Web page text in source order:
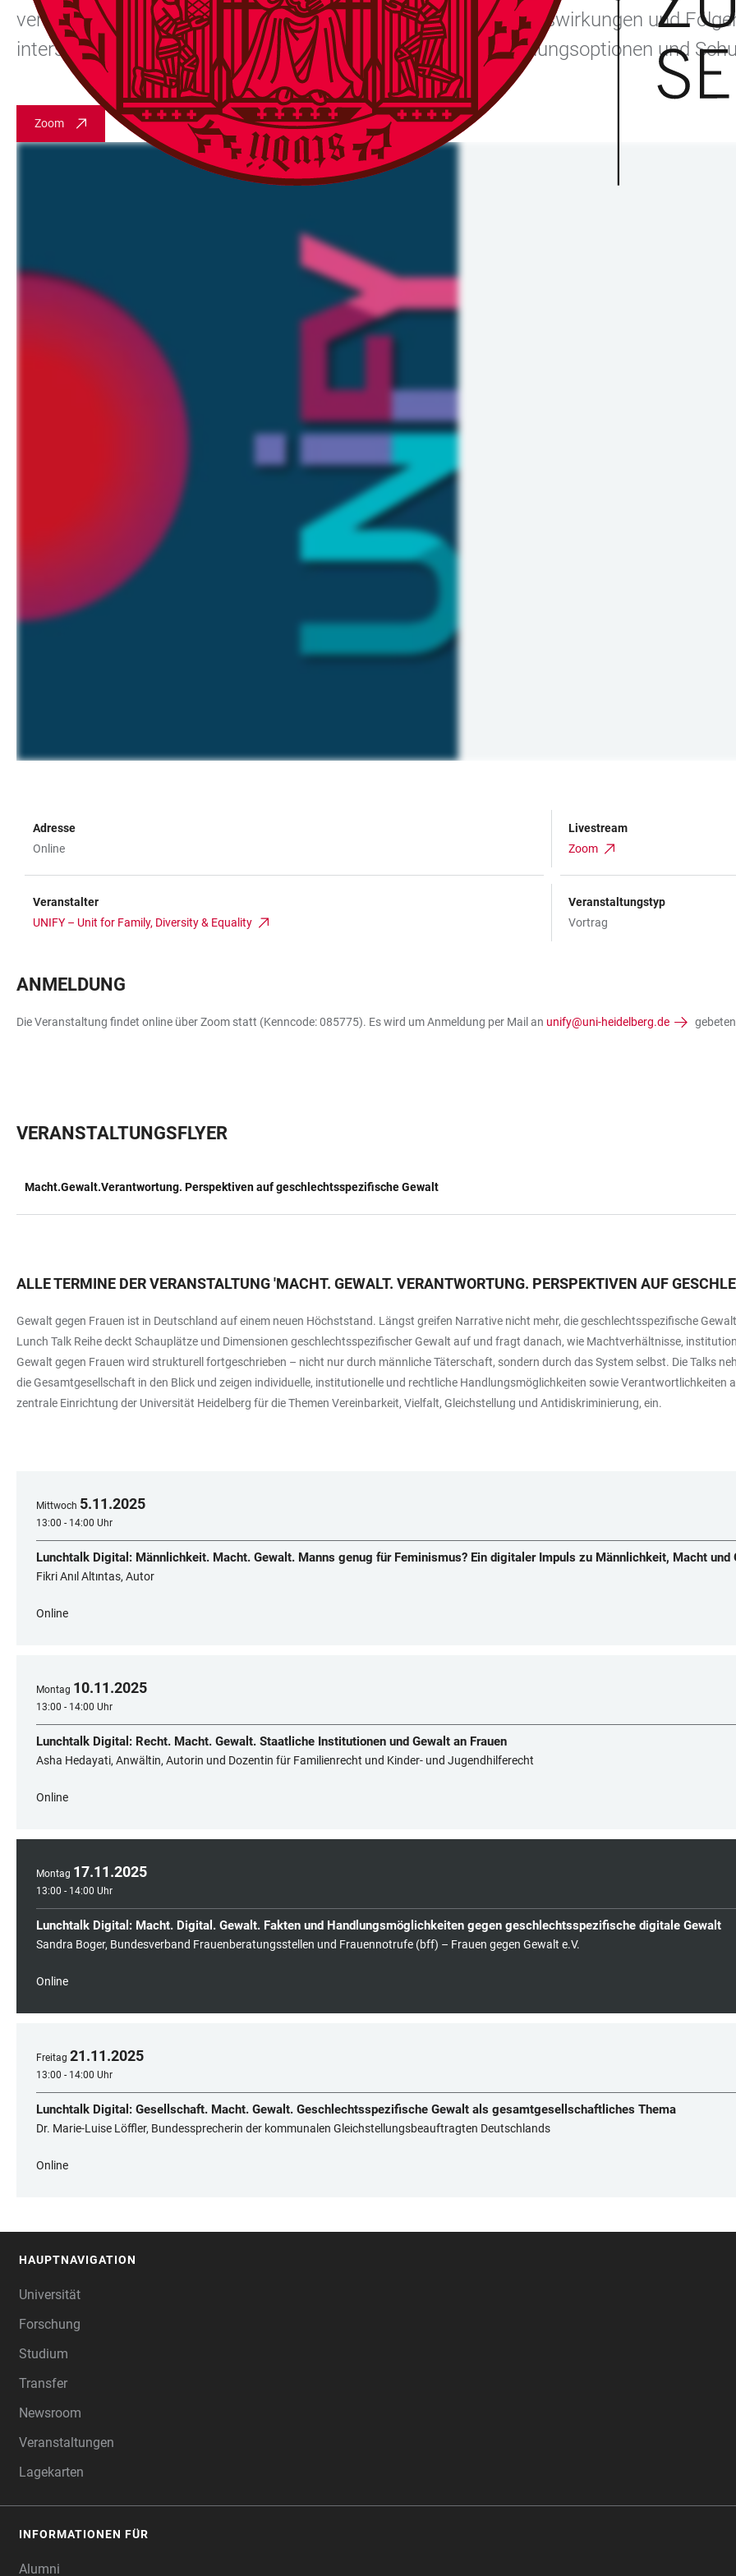
verschiedene Formen von digitaler Gewalt vor, inklusive der Auswirkungen und
intersektionaler Perspektiven. Außerdem werden einige Handlungsoptionen und
Zoom
Adresse
Online
Livestream
Zoom
Veranstalter
UNIFY – Unit for Family, Diversity & Equality
Veranstaltungstyp
Vortrag
ANMELDUNG
Die Veranstaltung findet online über Zoom statt (Kenncode: 085775). Es wird um Anmeldung per Mail an unify@uni-heidelberg.de
VERANSTALTUNGSFLYER
Macht.Gewalt.Verantwortung. Perspektiven auf geschlechtsspezifische Gewalt
ALLE TERMINE DER VERANSTALTUNG'MACHT. GEWALT. VERANTWORTUNG. PERSPEKTIVEN AUF
Gewalt gegen Frauen ist in Deutschland auf einem neuen Höchststand. Längst greifen Narrative nicht mehr, die geschlechtsspezifische
Lunch Talk Reihe deckt Schauplätze und Dimensionen geschlechtsspezifischer Gewalt auf und fragt danach, wie Machtverhältnisse,
Gewalt gegen Frauen wird strukturell fortgeschrieben – nicht nur durch männliche Täterschaft, sondern durch das System selbst. Die Talks
die Gesamtgesellschaft in den Blick und zeigen individuelle, institutionelle und rechtliche Handlungsmöglichkeiten sowie Verantwortlichkeiten
zentrale Einrichtung der Universität Heidelberg für die Themen Vereinbarkeit, Vielfalt, Gleichstellung und Antidiskriminierung, ein.
Mittwoch 5.11.2025
13:00 - 14:00 Uhr
Lunchtalk Digital: Männlichkeit. Macht. Gewalt. Manns genug für Feminismus? Ein digitaler Impuls zu Männlichkeit, Macht und
Fikri Anıl Altıntas, Autor
Online
Montag 10.11.2025
13:00 - 14:00 Uhr
Lunchtalk Digital: Recht. Macht. Gewalt. Staatliche Institutionen und Gewalt an Frauen
Asha Hedayati, Anwältin, Autorin und Dozentin für Familienrecht und Kinder- und Jugendhilferecht
Online
Montag 17.11.2025
13:00 - 14:00 Uhr
Lunchtalk Digital: Macht. Digital. Gewalt. Fakten und Handlungsmöglichkeiten gegen geschlechtsspezifische digitale Gewalt
Sandra Boger, Bundesverband Frauenberatungsstellen und Frauennotrufe (bff) – Frauen gegen Gewalt e.V.
Online
Freitag 21.11.2025
13:00 - 14:00 Uhr
Lunchtalk Digital: Gesellschaft. Macht. Gewalt. Geschlechtsspezifische Gewalt als gesamtgesellschaftliches Thema
Dr. Marie-Luise Löffler, Bundessprecherin der kommunalen Gleichstellungsbeauftragten Deutschlands
Online
HAUPTNAVIGATION
Universität
Forschung
Studium
Transfer
Newsroom
Veranstaltungen
Lagekarten
INFORMATIONEN FÜR
Alumni